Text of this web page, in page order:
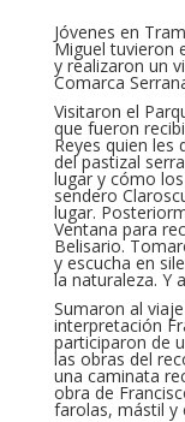
Jóvenes en
Miguel tuvieron
y realizaron un
Comarca
Visitaron el
que fueron
Reyes quien les
del pastizal
lugar y cómo
sendero
lugar.
Ventana para
Belisario.
y escucha en
la naturaleza. Y
Sumaron al
interpretación
participaron de
las obras del
una caminata
obra de
farolas, mástil y